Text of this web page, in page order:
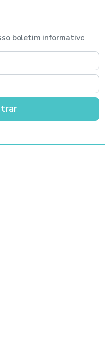
boletim informativo